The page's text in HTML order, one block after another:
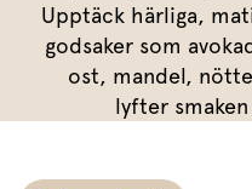
Upptäck härliga,
godsaker som
ost, mandel,
lyfter